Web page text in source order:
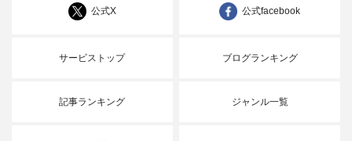
公式X 公式facebook
サービストップ ブログランキング
記事ランキング ジャンル一覧